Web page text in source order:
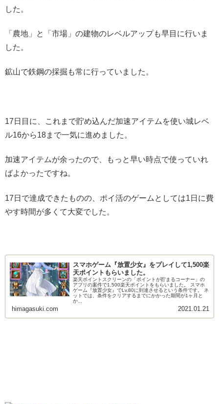
した。
「農地」と「市場」の建物のレベルアップも早目に行いま
した。
鉱山で鉄鋼の採掘も常に行っていました。
17日目に、これまで貯め込んだ加速アイテムを使い城レベ
ル16から18まで一気に進めました。
加速アイテムが余ったので、もっと早い時点で使っていれ
ばよかったですね。
17日で達成できたものの、ポイ活のゲームとしては1日に費
やす時間が多くて大変でした。
スマホゲーム『放置少女』をプレイして1,500楽
天ポイントもらいました。
楽天ポイントスクリーンの「ポイントが貯まるコーナー」の
アプリの案件で1,500楽天ポイントをもらいました。 スマホ
ゲーム『放置少女』でLv.80に到達させるという条件です。 ネ
ットでは、条件をクリアするまでにかかった期間が1ヶ月と
か...
himagasuki.com 2021.01.21